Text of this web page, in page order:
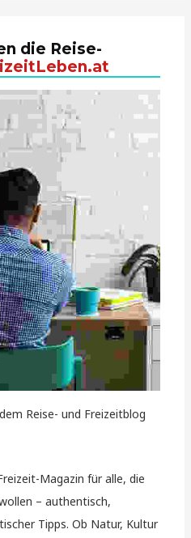
die Reise-
Reise- und Freizeitblog
Magazin für alle, die
– authentisch,
Tipps. Ob Natur, Kultur